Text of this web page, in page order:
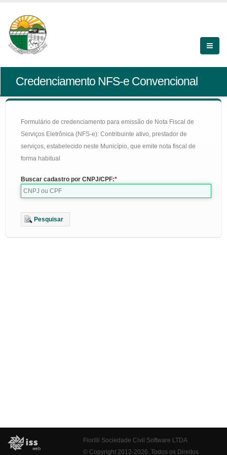
Credenciamento NFS-e Convencional
Formulário de credenciamento para emissão de Nota Fiscal de
Serviços Eletrônica (NFS-e): Contribuinte ativo, prestador de
serviços, estabelecido neste Município, que emite nota fiscal de
forma habitual
Buscar cadastro por CNPJ/CPF:
Pesquisar
Fiorilli Sociedade Civil Software LTDA
© Copyright 2012-2026. Todos os Direitos